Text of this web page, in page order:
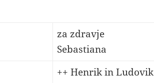
za zdravje
Sebastiana
++ Henrik in Ludovik